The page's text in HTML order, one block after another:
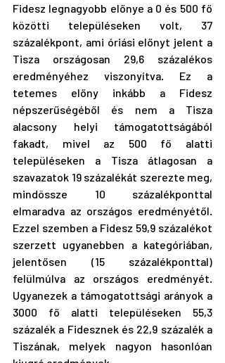
Fidesz legnagyobb előnye a 0 és 500 fő
közötti településeken volt, 37
százalékpont, ami óriási előnyt jelent a
Tisza országosan 29,6 százalékos
eredményéhez viszonyítva. Ez a
tetemes előny inkább a Fidesz
népszerűségéből és nem a Tisza
alacsony helyi támogatottságából
fakadt, mivel az 500 fő alatti
településeken a Tisza átlagosan a
szavazatok 19 százalékát szerezte meg,
mindössze 10 százalékponttal
elmaradva az országos eredményétől.
Ezzel szemben a Fidesz 59,9 százalékot
szerzett ugyanebben a kategóriában,
jelentősen (15 százalékponttal)
felülmúlva az országos eredményét.
Ugyanezek a támogatottsági arányok a
3000 fő alatti településeken 55,3
százalék a Fidesznek és 22,9 százalék a
Tiszának, melyek nagyon hasonlóan